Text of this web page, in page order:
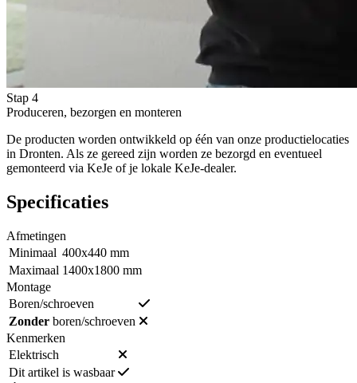
Stap 4
Produceren, bezorgen en monteren
De producten worden ontwikkeld op één van onze productielocaties
in Dronten. Als ze gereed zijn worden ze bezorgd en eventueel
gemonteerd via KeJe of je lokale KeJe-dealer.
Specificaties
Afmetingen
Minimaal 400x440 mm
Maximaal 1400x1800 mm
Montage
Boren/schroeven
Zonder boren/schroeven
Kenmerken
Elektrisch
Dit artikel is wasbaar